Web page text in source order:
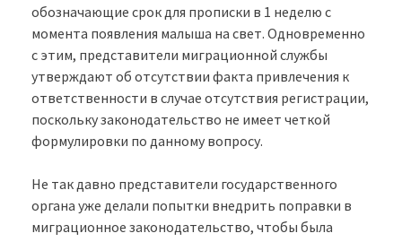
обозначающие срок для прописки в 1 неделю с
момента появления малыша на свет. Одновременно
с этим, представители миграционной службы
утверждают об отсутствии факта привлечения к
ответственности в случае отсутствия регистрации,
поскольку законодательство не имеет четкой
формулировки по данному вопросу.
Не так давно представители государственного
органа уже делали попытки внедрить поправки в
миграционное законодательство, чтобы была